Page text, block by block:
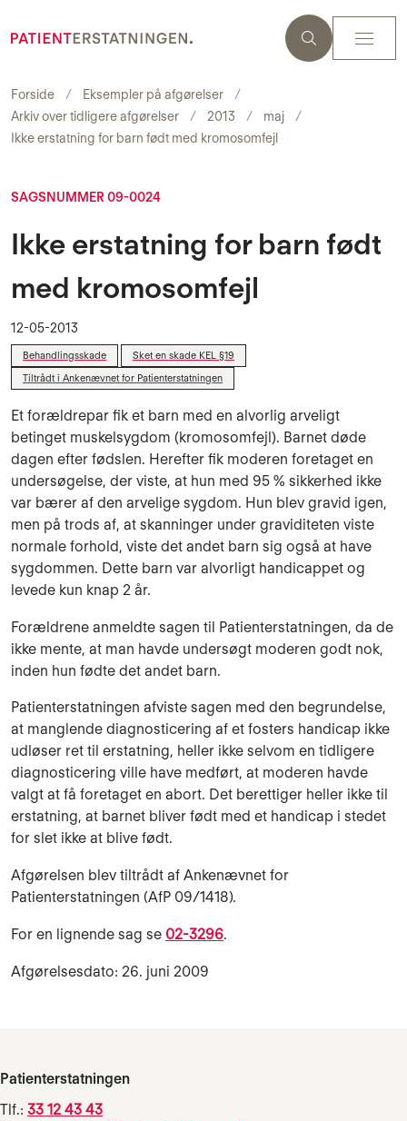
Forside
Eksempler på afgørelser
Arkiv over tidligere afgørelser
2013
maj
Ikke erstatning for barn født med kromosomfejl
SAGSNUMMER 09-0024
Ikke erstatning for barn født
med kromosomfejl
12-05-2013
Behandlingsskade
Sket en skade KEL §19
Tiltrådt i Ankenævnet for Patienterstatningen
Et forældrepar fik et barn med en alvorlig arveligt
betinget muskelsygdom (kromosomfejl). Barnet døde
dagen efter fødslen. Herefter fik moderen foretaget en
undersøgelse, der viste, at hun med 95 % sikkerhed ikke
var bærer af den arvelige sygdom. Hun blev gravid igen,
men på trods af, at skanninger under graviditeten viste
normale forhold, viste det andet barn sig også at have
sygdommen. Dette barn var alvorligt handicappet og
levede kun knap 2 år.
Forældrene anmeldte sagen til Patienterstatningen, da de
ikke mente, at man havde undersøgt moderen godt nok,
inden hun fødte det andet barn.
Patienterstatningen afviste sagen med den begrundelse,
at manglende diagnosticering af et fosters handicap ikke
udløser ret til erstatning, heller ikke selvom en tidligere
diagnosticering ville have medført, at moderen havde
valgt at få foretaget en abort. Det berettiger heller ikke til
erstatning, at barnet bliver født med et handicap i stedet
for slet ikke at blive født.
Afgørelsen blev tiltrådt af Ankenævnet for
Patienterstatningen (AfP 09/1418).
For en lignende sag se 02-3296.
Afgørelsesdato: 26. juni 2009
Patienterstatningen
Tlf.: 33 12 43 43